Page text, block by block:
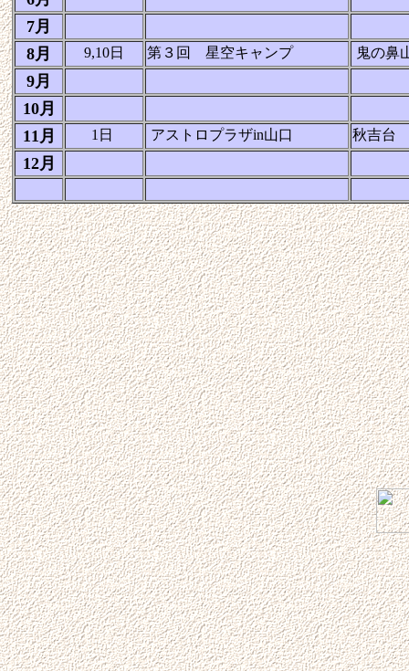
7月
8月
9,10日 第３回 星空キャンプ 鬼の鼻
9月
10月
11月
1日 アストロプラザin山口 秋吉台
12月